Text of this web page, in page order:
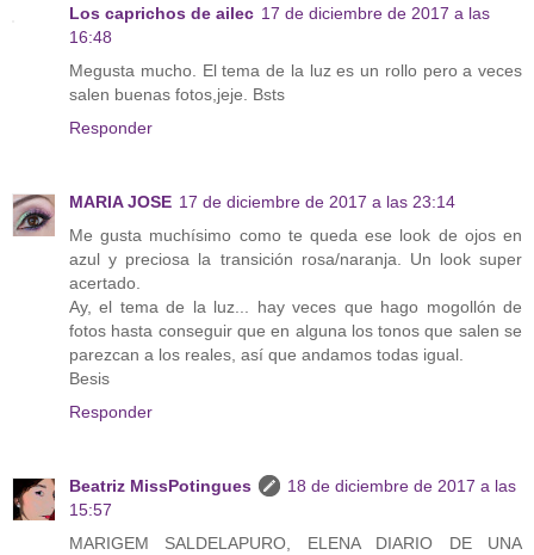
Los caprichos de ailec 17 de diciembre de 2017 a las
16:48
Megusta mucho. El tema de la luz es un rollo pero a veces
salen buenas fotos,jeje. Bsts
Responder
MARIA JOSE 17 de diciembre de 2017 a las 23:14
Me gusta muchísimo como te queda ese look de ojos en
azul y preciosa la transición rosa/naranja. Un look super
acertado.
Ay, el tema de la luz... hay veces que hago mogollón de
fotos hasta conseguir que en alguna los tonos que salen se
parezcan a los reales, así que andamos todas igual.
Besis
Responder
Beatriz MissPotingues
18 de diciembre de 2017 a las
15:57
MARIGEM SALDELAPURO, ELENA DIARIO DE UNA